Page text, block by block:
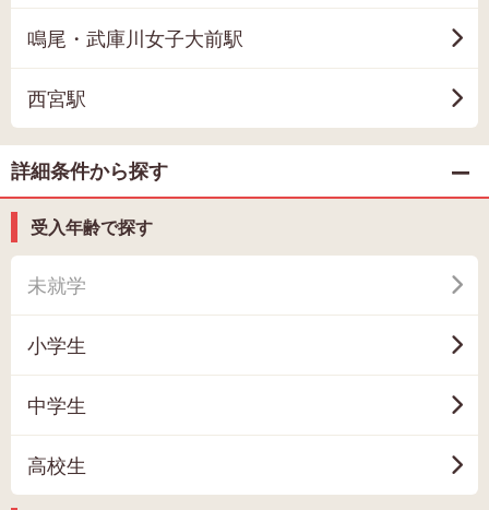
鳴尾・武庫川女子大前駅
西宮駅
詳細条件から探す
受入年齢で探す
未就学
小学生
中学生
高校生